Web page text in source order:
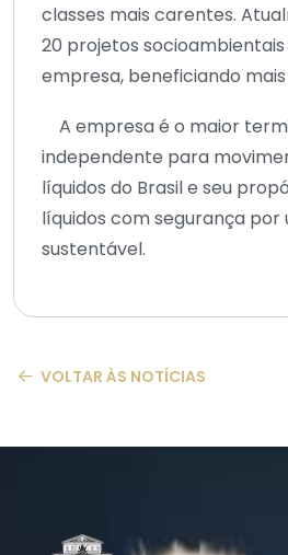
classes mais carentes.
20 projetos
empresa, beneficiando mais
A empresa é o maior
independente para
líquidos do Brasil e seu
líquidos com segurança por
sustentável.
VOLTAR ÀS NOTÍCIAS